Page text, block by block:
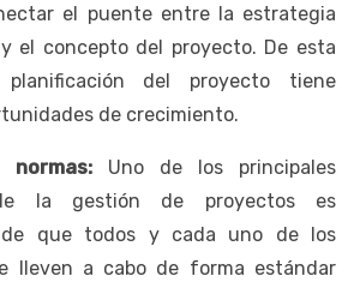
el puente entre la estrategia
el concepto del proyecto. De esta
del proyecto tiene
de crecimiento.
normas: Uno de los principales
la gestión de proyectos es
de que todos y cada uno de los
lleven a cabo de forma estándar